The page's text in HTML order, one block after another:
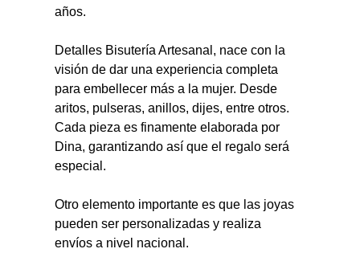
años.
Detalles Bisutería Artesanal, nace con la
visión de dar una experiencia completa
para embellecer más a la mujer. Desde
aritos, pulseras, anillos, dijes, entre otros.
Cada pieza es finamente elaborada por
Dina, garantizando así que el regalo será
especial.
Otro elemento importante es que las joyas
pueden ser personalizadas y realiza
envíos a nivel nacional.